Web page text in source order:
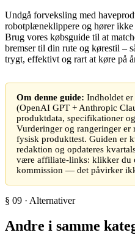
Undgå forveksling med
robotplæneklippere og hører
Brug vores købsguide til at
bremser til din rute og kørestil –
trygt, effektivt og rart at køre på
Om denne guide: Indholdet er
(OpenAI GPT + Anthropic
produktdata, specifikationer
Vurderinger og rangeringer
fysisk produkttest. Guiden er
redaktion og opdateres
være affiliate-links: klikker du
kommission — det påvirker
§ 09 · Alternativer
Andre i samme